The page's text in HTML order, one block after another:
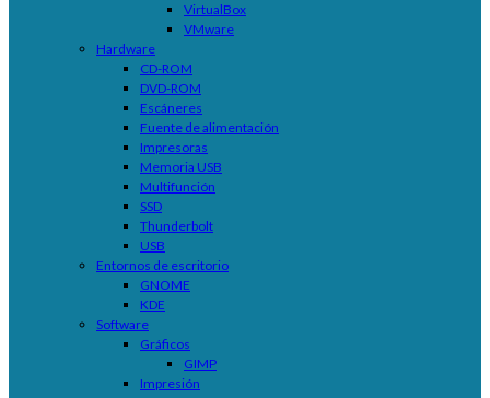
VirtualBox
VMware
Hardware
CD-ROM
DVD-ROM
Escáneres
Fuente de alimentación
Impresoras
Memoria USB
Multifunción
SSD
Thunderbolt
USB
Entornos de escritorio
GNOME
KDE
Software
Gráficos
GIMP
Impresión